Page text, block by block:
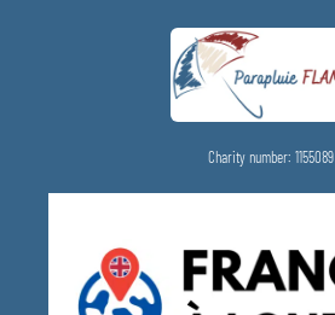
Charity number: 1155089